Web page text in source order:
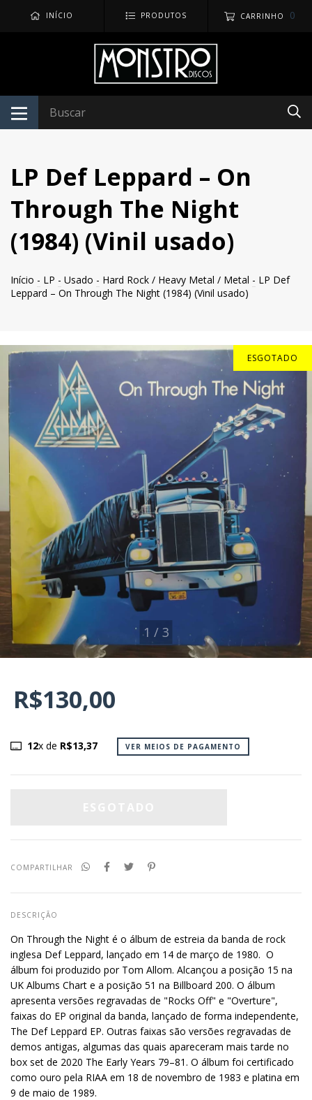
INÍCIO PRODUTOS CARRINHO 0
LP Def Leppard – On
Through The Night
(1984) (Vinil usado)
Início - LP - Usado - Hard Rock / Heavy Metal / Metal - LP Def
Leppard – On Through The Night (1984) (Vinil usado)
ESGOTADO
1 / 3
R$130,00
12x de R$13,37 VER MEIOS DE PAGAMENTO
COMPARTILHAR
DESCRIÇÃO
On Through the Night é o álbum de estreia da banda de rock
inglesa Def Leppard, lançado em 14 de março de 1980. O
álbum foi produzido por Tom Allom. Alcançou a posição 15 na
UK Albums Chart e a posição 51 na Billboard 200. O álbum
apresenta versões regravadas de "Rocks Off" e "Overture",
faixas do EP original da banda, lançado de forma independente,
The Def Leppard EP. Outras faixas são versões regravadas de
demos antigas, algumas das quais apareceram mais tarde no
box set de 2020 The Early Years 79–81. O álbum foi certificado
como ouro pela RIAA em 18 de novembro de 1983 e platina em
9 de maio de 1989.